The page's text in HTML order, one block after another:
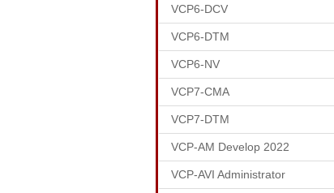
VCP6-DCV
VCP6-DTM
VCP6-NV
VCP7-CMA
VCP7-DTM
VCP-AM Develop 2022
VCP-AVI Administrator